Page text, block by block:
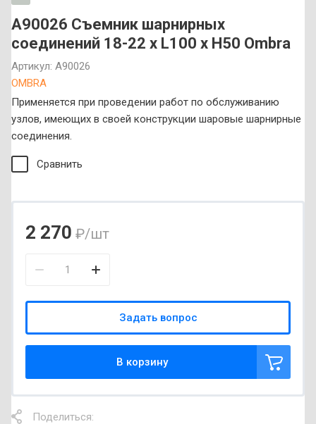
A90026 Съемник шарнирных
соединений 18-22 х L100 x Н50 Ombra
Артикул: A90026
OMBRA
Применяется при проведении работ по обслуживанию
узлов, имеющих в своей конструкции шаровые шарнирные
соединения.
Сравнить
2 270 ₽/шт
В корзину
Задать вопрос
Поделиться: